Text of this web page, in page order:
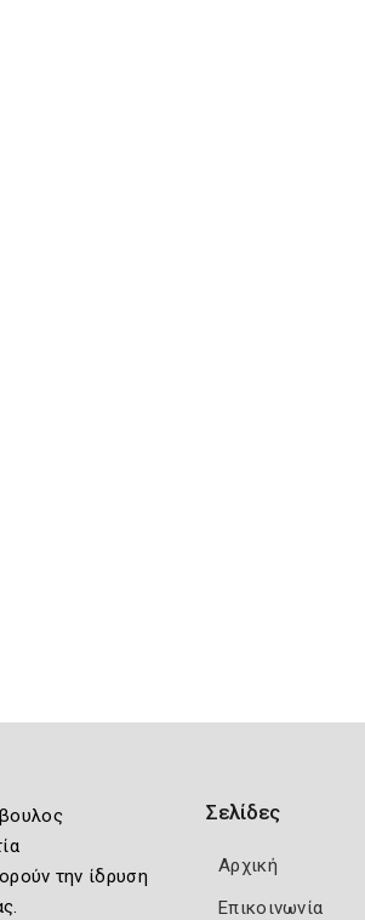
την ίδρυση
Σελίδες
Αρχική
Επικοινωνία